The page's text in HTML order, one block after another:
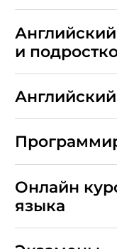
и
Онлайн
языка